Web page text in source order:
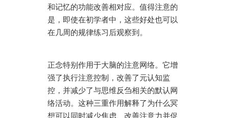
和记忆的功能改善相对应。值得注意的
是，即使在初学者中，这些好处也可以
在几周的规律练习后观察到。
正念特别作用于大脑的注意网络。它增
强了执行注意控制，改善了元认知监
控，并减少了与思维反刍相关的默认网
络活动。这种三重作用解释了为什么冥
想可以同时减少焦虑、改善注意力并促